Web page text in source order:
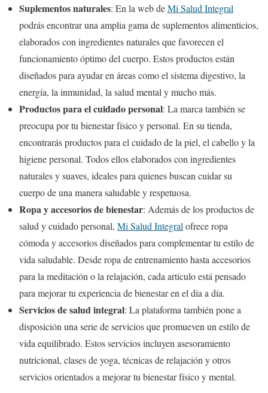
Suplementos naturales: En la web deMi Salud Integral
podrás encontrar una amplia gama de suplementos alimenticios,
elaborados con ingredientes naturales que favorecen el
funcionamiento óptimo del cuerpo. Estos productos están
diseñados para ayudar en áreas como el sistema digestivo, la
energía, la inmunidad, la salud mental y mucho más.
Productos para el cuidado personal: La marca también se
preocupa por tu bienestar físico y personal. En su tienda,
encontrarás productos para el cuidado de la piel, el cabello y la
higiene personal. Todos ellos elaborados con ingredientes
naturales y suaves, ideales para quienes buscan cuidar su
cuerpo de una manera saludable y respetuosa.
Ropa y accesorios de bienestar: Además de los productos de
salud y cuidado personal, Mi Salud Integral ofrece ropa
cómoda y accesorios diseñados para complementar tu estilo de
vida saludable. Desde ropa de entrenamiento hasta accesorios
para la meditación o la relajación, cada artículo está pensado
para mejorar tu experiencia de bienestar en el día a día.
Servicios de salud integral: La plataforma también pone a
disposición una serie de servicios que promueven un estilo de
vida equilibrado. Estos servicios incluyen asesoramiento
nutricional, clases de yoga, técnicas de relajación y otros
servicios orientados a mejorar tu bienestar físico y mental.